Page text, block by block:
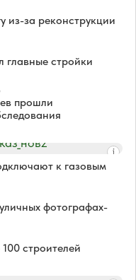
из-за реконструкции
главные стройки
прошли
к газовым
фотографах-
строителей